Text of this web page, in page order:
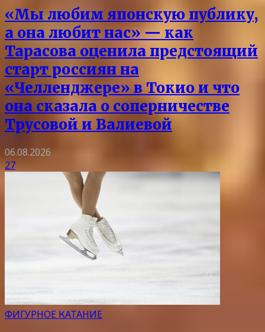
«Мы любим японскую публику,
а она любит нас» — как
Тарасова оценила предстоящий
старт россиян на
«Челленджере» в Токио и что
она сказала о соперничестве
Трусовой и Валиевой
06.08.2026
27
ФИГУРНОЕ КАТАНИЕ